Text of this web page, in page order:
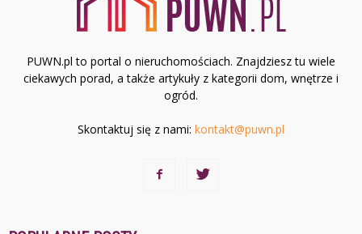
PUWN.pl to portal o nieruchomościach. Znajdziesz tu wiele
ciekawych porad, a także artykuły z kategorii dom, wnętrze i
ogród.
Skontaktuj się z nami: kontakt@puwn.pl